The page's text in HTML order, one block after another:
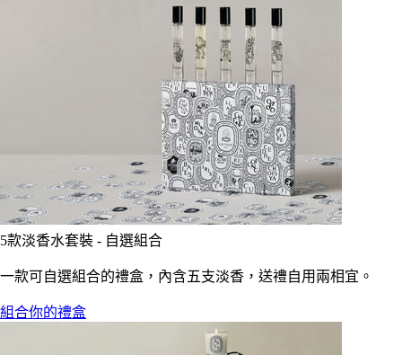
5款淡香水套裝 - 自選組合
一款可自選組合的禮盒，內含五支淡香，送禮自用兩相宜。
組合你的禮盒